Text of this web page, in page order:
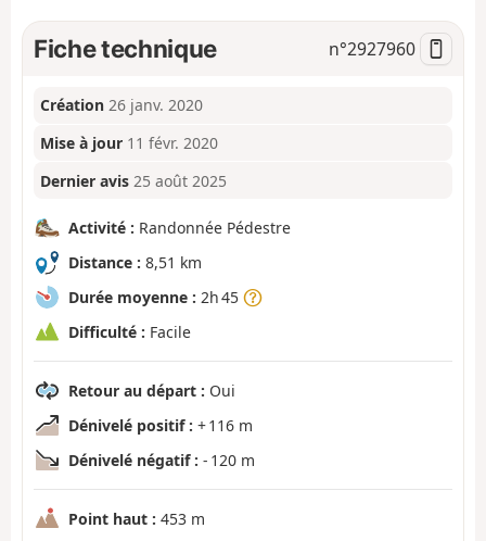
t
Fiche technique n°2927960
Création 26 janv. 2020
Mise à jour 11 févr. 2020
Dernier avis 25 août 2025
Activité : Randonnée Pédestre
Distance : 8,51 km
Durée moyenne : 2h 45
Difficulté : Facile
Retour au départ : Oui
Dénivelé positif : + 116 m
Dénivelé négatif : - 120 m
Point haut : 453 m